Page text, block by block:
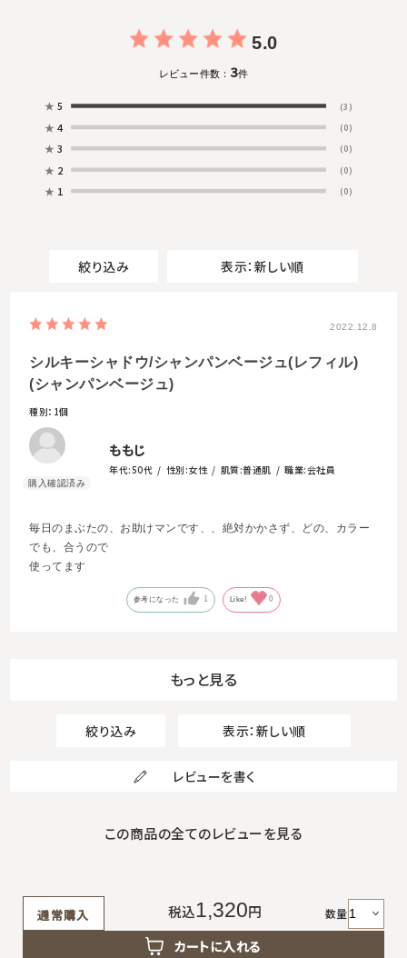
5.0
レビュー件数： 3件
★ 5 (3)
★ 4 (0)
★ 3 (0)
★ 2 (0)
★ 1 (0)
絞り込み 表示：新しい順
2022.12.8
シルキーシャドウ/シャンパンベージュ(レフィル)
(シャンパンベージュ)
種別：1個
ももじ
年代:50代 性別:女性 肌質:普通肌 職業:会社員
毎日のまぶたの、お助けマンです、、絶対かかさず、どの、カラー
でも、合うので
使ってます
参考になった 1 Like! 0
もっと見る
絞り込み 表示：新しい順
レビューを書く
この商品の全てのレビューを見る
通常購入 税込1,320円 数量
カートに入れる